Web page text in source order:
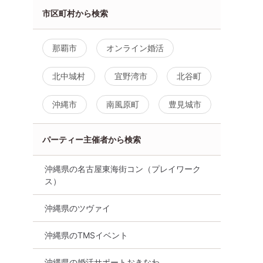
市区町村から検索
那覇市 オンライン婚活
北中城村 宜野湾市 北谷町
沖縄市 南風原町 豊見城市
パーティー主催者から検索
沖縄県の名古屋東海街コン（プレイワーク
ス）
沖縄県のツヴァイ
沖縄県のTMSイベント